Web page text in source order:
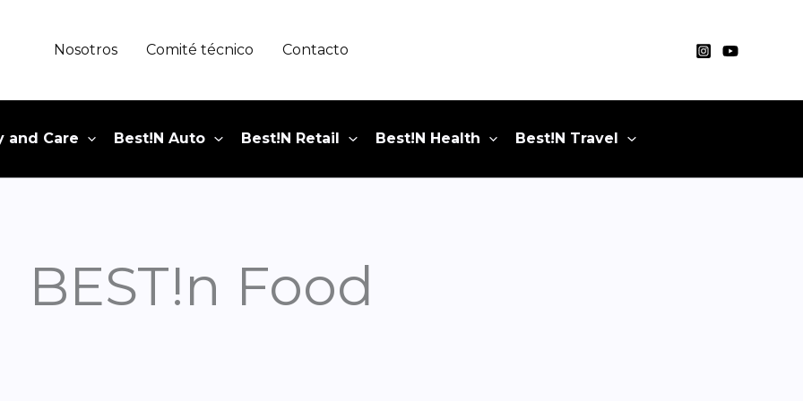
Nosotros Comité técnico Contacto
and Care Best!N Auto Best!N Retail Best!N Health Best!N Travel
BEST!n Food